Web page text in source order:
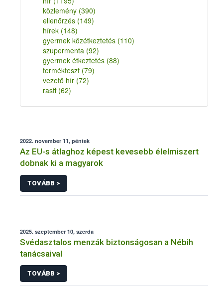
közlemény (390)
ellenőrzés (149)
hírek (148)
gyermek közétkeztetés (110)
szupermenta (92)
gyermek étkeztetés (88)
termékteszt (79)
vezető hír (72)
rasff (62)
2022. november 11, péntek
Az EU-s átlaghoz képest kevesebb élelmiszert
dobnak ki a magyarok
TOVÁBB >
2025. szeptember 10, szerda
Svédasztalos menzák biztonságosan a Nébih
tanácsaival
TOVÁBB >